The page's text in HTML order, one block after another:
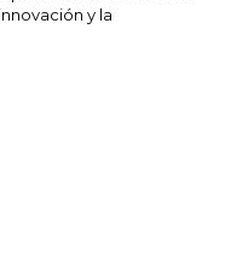
y la